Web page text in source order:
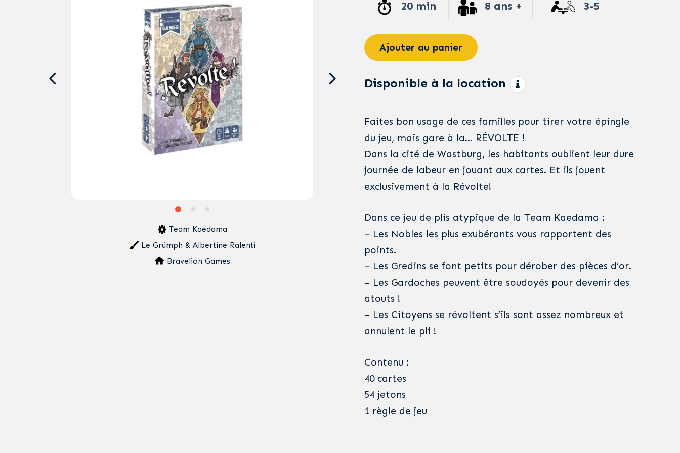
Team Kaedama
Le Grümph & Albertine Ralenti
Bravelion Games
20 min 8 ans + 3-5
Ajouter au panier
Disponible à la location
Faites bon usage de ces familles pour tirer votre épingle
du jeu, mais gare à la… RÉVOLTE !
Dans la cité de Wastburg, les habitants oublient leur dure
journée de labeur en jouant aux cartes. Et ils jouent
exclusivement à la Révolte!
Dans ce jeu de plis atypique de la Team Kaedama :
– Les Nobles les plus exubérants vous rapportent des
points.
– Les Gredins se font petits pour dérober des pièces d’or.
– Les Gardoches peuvent être soudoyés pour devenir des
atouts !
– Les Citoyens se révoltent s’ils sont assez nombreux et
annulent le pli !
Contenu :
40 cartes
54 jetons
1 règle de jeu